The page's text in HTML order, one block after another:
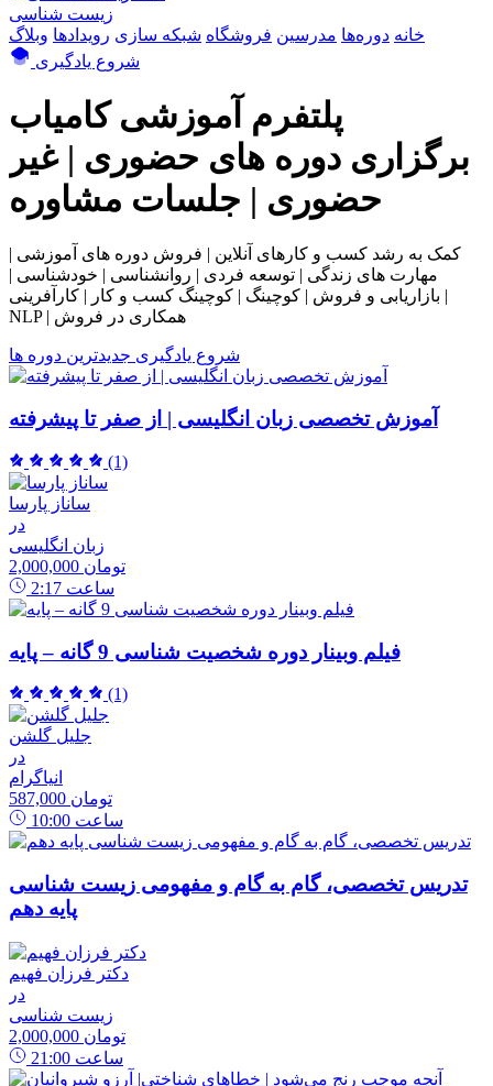
زیست شناسی
خانه دوره‌ها مدرسین فروشگاه شبکه سازی رویداد‌ها وبلاگ
شروع یادگیری
پلتفرم آموزشی کامیاب
برگزاری دوره های حضوری | غیر
حضوری | جلسات مشاوره
کمک به رشد کسب و کارهای آنلاین | فروش دوره های آموزشی |
مهارت های زندگی | توسعه فردی | روانشناسی | خودشناسی |
بازاریابی و فروش | کوچینگ | کوچینگ کسب و کار | کارآفرینی |
NLP | همکاری در فروش
شروع یادگیری جدیدترین دوره ها
آموزش تخصصی زبان انگلیسی | از صفر تا پیشرفته
(1)
ساناز پارسا
در
زبان انگلیسی
2,000,000 تومان
2:17 ساعت
فیلم وبینار دوره شخصیت شناسی 9 گانه – پایه
(1)
جلیل گلشن
در
انیاگرام
587,000 تومان
10:00 ساعت
تدریس تخصصی، گام به گام و مفهومی زیست شناسی
پایه دهم
دکتر فرزان فهیم
در
زیست شناسی
2,000,000 تومان
21:00 ساعت